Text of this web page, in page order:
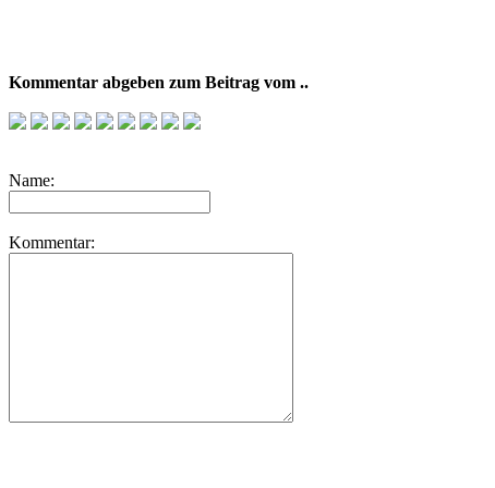
Kommentar abgeben zum Beitrag vom ..
Name:
Kommentar: